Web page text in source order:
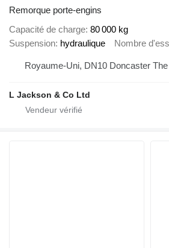
Remorque porte-engins
Capacité de charge 80 000 kg
Suspension hydraulique Nombre
Royaume-Uni, DN10
L Jackson & Co Ltd